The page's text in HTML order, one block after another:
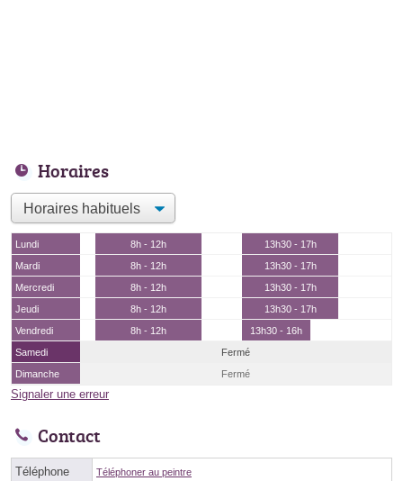
Horaires
Lundi 8h - 12h
13h30 - 17h
Mardi
8h - 12h
13h30 - 17h
Mercredi
8h - 12h
13h30 - 17h
Jeudi
8h - 12h
13h30 - 17h
Vendredi
8h - 12h
13h30 - 16h
Samedi
Fermé
Dimanche
Fermé
Signaler une erreur
Contact
Téléphone Téléphoner au peintre